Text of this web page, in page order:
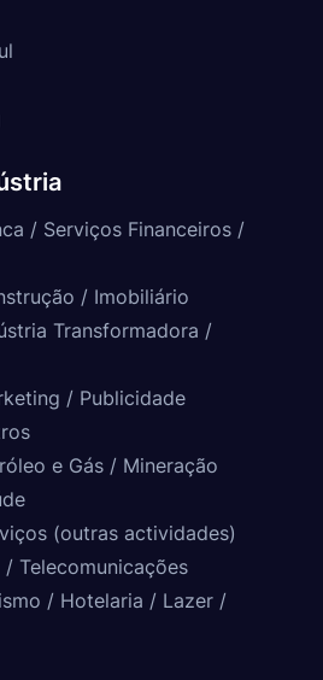
/ Serviços Financeiros /
/ Imobiliário
Transformadora /
/ Publicidade
e Gás / Mineração
(outras actividades)
Telecomunicações
/ Hotelaria / Lazer /